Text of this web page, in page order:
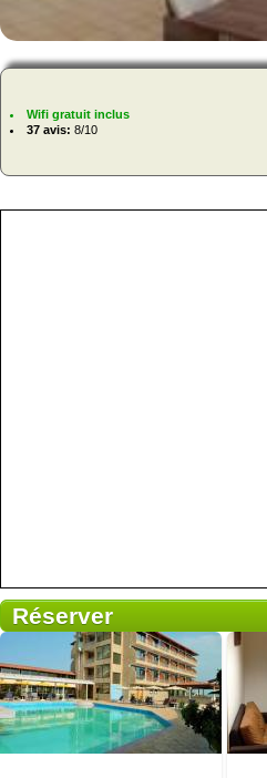
Wifi gratuit inclus
37 avis: 8/10
Réserver